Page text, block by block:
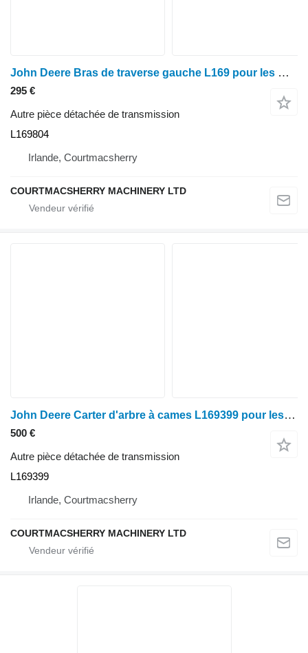
John Deere Bras de traverse gauche L169 pour les modèles 6090mc, 6090rc, 6130m, 6145m, 6230 et 6430 L169804 pour tracteur à roues Fendt
295 €
Autre pièce détachée de transmission
L169804
Irlande, Courtmacsherry
COURTMACSHERRY MACHINERY LTD
John Deere Carter d'arbre à cames L169399 pour les modèles 6090rc, 6230, 6430, 6630 et 6325 pour tracteur à roues John Deere 6090rc, 6230, 6430, 6630, 6325
500 €
Autre pièce détachée de transmission
L169399
Irlande, Courtmacsherry
COURTMACSHERRY MACHINERY LTD